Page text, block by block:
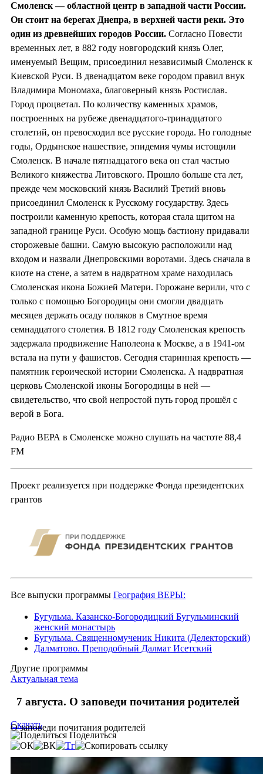
Смоленск — областной центр в западной части России.
Он стоит на берегах Днепра, в верхней части реки. Это
один из древнейших городов России. Согласно Повести
временных лет, в 882 году новгородский князь Олег,
именуемый Вещим, присоединил независимый Смоленск к
Киевской Руси. В двенадцатом веке городом правил внук
Владимира Мономаха, благоверный князь Ростислав.
Город процветал. По количеству каменных храмов,
построенных на рубеже двенадцатого-тринадцатого
столетий, он превосходил все русские города. Но голодные
годы, Ордынское нашествие, эпидемия чумы истощили
Смоленск. В начале пятнадцатого века он стал частью
Великого княжества Литовского. Прошло больше ста лет,
прежде чем московский князь Василий Третий вновь
присоединил Смоленск к Русскому государству. Здесь
построили каменную крепость, которая стала щитом на
западной границе Руси. Особую мощь бастиону придавали
сторожевые башни. Самую высокую расположили над
входом и назвали Днепровскими воротами. Здесь сначала в
киоте на стене, а затем в надвратном храме находилась
Смоленская икона Божией Матери. Горожане верили, что с
только с помощью Богородицы они смогли двадцать
месяцев держать осаду поляков в Смутное время
семнадцатого столетия. В 1812 году Смоленская крепость
задержала продвижение Наполеона к Москве, а в 1941-ом
встала на пути у фашистов. Сегодня старинная крепость —
памятник героической истории Смоленска. А надвратная
церковь Смоленской иконы Богородицы в ней —
свидетельство, что свой непростой путь город прошёл с
верой в Бога.
Радио ВЕРА в Смоленске можно слушать на частоте 88,4
FM
Проект реализуется при поддержке Фонда президентских
грантов
Все выпуски программы География ВЕРЫ:
Бугульма. Казанско-Богородицкий Бугульминский
женский монастырь
Бугульма. Священномученик Никита (Делекторский)
Далматово. Преподобный Далмат Исетский
Другие программы
Актуальная тема
7 августа. О заповеди почитания родителей
О заповеди почитания родителей
Скачать
Поделиться